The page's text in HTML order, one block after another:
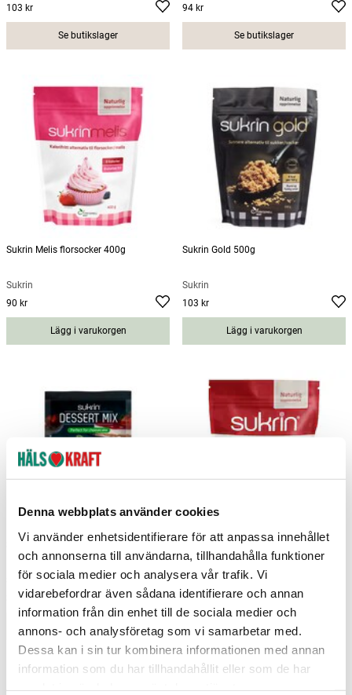
Denna webbplats använder cookies
Vi använder enhetsidentifierare för att anpassa innehållet
och annonserna till användarna, tillhandahålla funktioner
för sociala medier och analysera vår trafik. Vi
vidarebefordrar även sådana identifierare och annan
information från din enhet till de sociala medier och
annons- och analysföretag som vi samarbetar med.
Dessa kan i sin tur kombinera informationen med annan
information som du har tillhandahållit eller som de har
Pris:
103 kr
Se butikslager
Pris
94 kr
Se butikslager
Sukrin Melis florsocker 400g
Sukrin
Pris
90 kr
Lägg i varukorgen
Sukrin Gold 500g
Sukrin
Pris:
103 kr
Lägg i varukorgen
Sukrin
Pris:33 kr
33 kr
Lägg i varukorgen
Sukrin
Pris:90 kr
90 kr
Lägg i varukorgen